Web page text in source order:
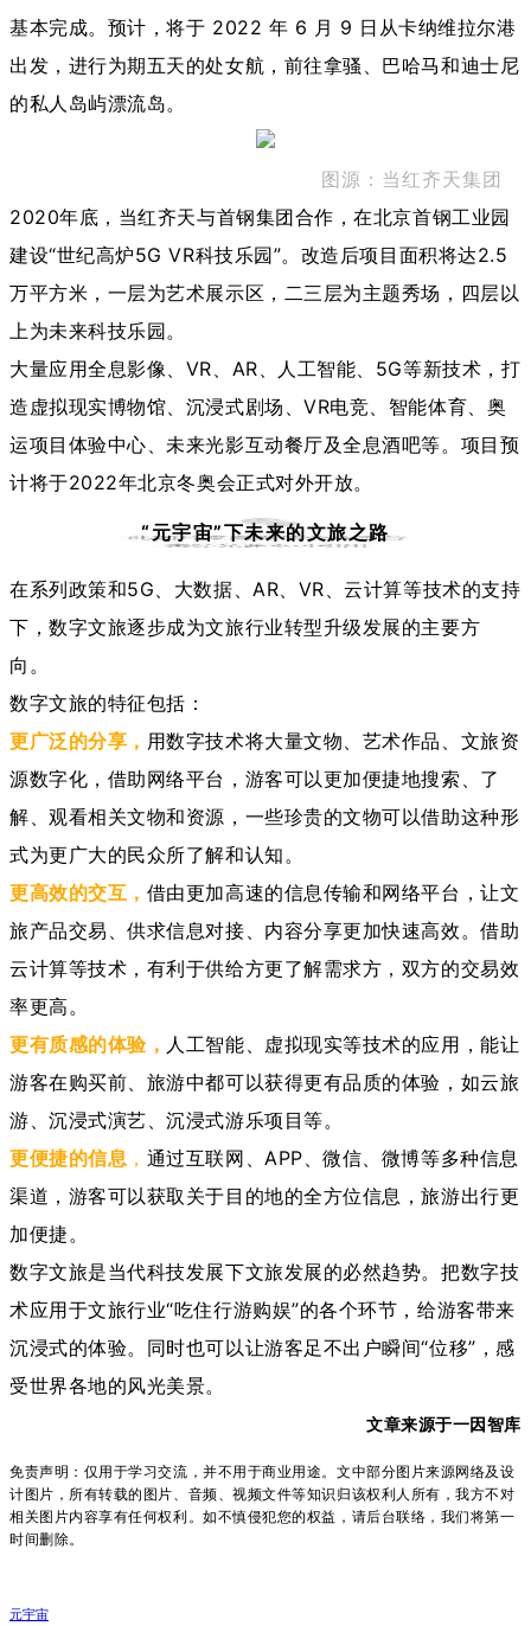
基本完成。预计，将于 2022 年 6 月 9 日从卡纳维拉尔港
出发，进行为期五天的处女航，前往拿骚、巴哈马和迪士尼
的私人岛屿漂流岛。
图源：当红齐天集团
2020年底，当红齐天与首钢集团合作，在北京首钢工业园
建设“世纪高炉5G VR科技乐园”。改造后项目面积将达2.5
万平方米，一层为艺术展示区，二三层为主题秀场，四层以
上为未来科技乐园。
大量应用全息影像、VR、AR、人工智能、5G等新技术，打
造虚拟现实博物馆、沉浸式剧场、VR电竞、智能体育、奥
运项目体验中心、未来光影互动餐厅及全息酒吧等。项目预
计将于2022年北京冬奥会正式对外开放。
“元宇宙”下未来的文旅之路
在系列政策和5G、大数据、AR、VR、云计算等技术的支持
下，数字文旅逐步成为文旅行业转型升级发展的主要方
向。
数字文旅的特征包括：
更广泛的分享， 用数字技术将大量文物、艺术作品、文旅资
源数字化，借助网络平台，游客可以更加便捷地搜索、了
解、观看相关文物和资源，一些珍贵的文物可以借助这种形
式为更广大的民众所了解和认知。
更高效的交互， 借由更加高速的信息传输和网络平台，让文
旅产品交易、供求信息对接、内容分享更加快速高效。借助
云计算等技术，有利于供给方更了解需求方，双方的交易效
率更高。
更有质感的体验， 人工智能、虚拟现实等技术的应用，能让
游客在购买前、旅游中都可以获得更有品质的体验，如云旅
游、沉浸式演艺、沉浸式游乐项目等。
更便捷的信息 ， 通过互联网、APP、微信、微博等多种信息
渠道，游客可以获取关于目的地的全方位信息，旅游出行更
加便捷。
数字文旅是当代科技发展下文旅发展的必然趋势。把数字技
术应用于文旅行业“吃住行游购娱”的各个环节，给游客带来
沉浸式的体验。同时也可以让游客足不出户瞬间“位移”，感
受世界各地的风光美景。
文章来源于一因智库
免责声明：仅用于学习交流，并不用于商业用途。文中部分图片来源网络及设
计图片，所有转载的图片、音频、视频文件等知识归该权利人所有，我方不对
相关图片内容享有任何权利。如不慎侵犯您的权益，请后台联络，我们将第一
时间删除。
元宇宙